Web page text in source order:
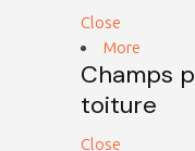
Close
More
Champs
toiture
Close